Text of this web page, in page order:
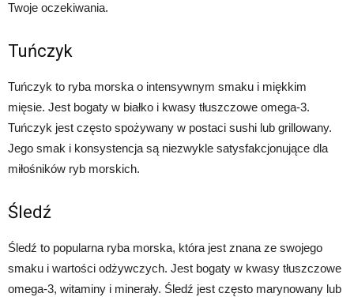
Twoje oczekiwania.
Tuńczyk
Tuńczyk to ryba morska o intensywnym smaku i miękkim
mięsie. Jest bogaty w białko i kwasy tłuszczowe omega-3.
Tuńczyk jest często spożywany w postaci sushi lub grillowany.
Jego smak i konsystencja są niezwykle satysfakcjonujące dla
miłośników ryb morskich.
Śledź
Śledź to popularna ryba morska, która jest znana ze swojego
smaku i wartości odżywczych. Jest bogaty w kwasy tłuszczowe
omega-3, witaminy i minerały. Śledź jest często marynowany lub